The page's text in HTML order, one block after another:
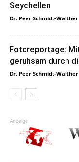
Seychellen
Dr. Peer Schmidt-Walther
Fotoreportage:
geruhsam durch
Dr. Peer Schmidt-Walther
Anzeige